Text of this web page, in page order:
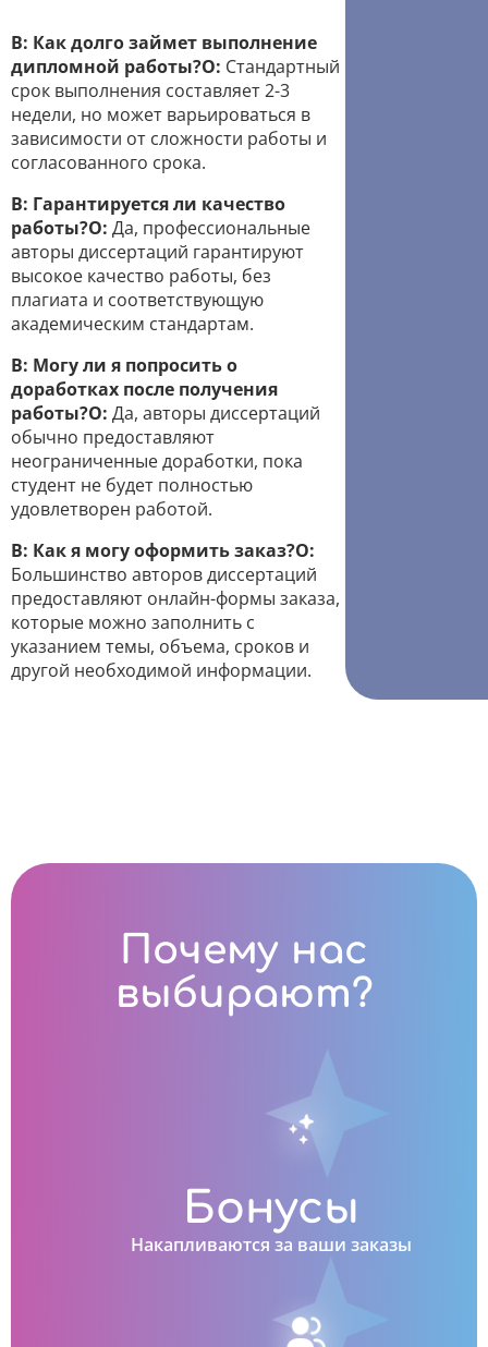
В: Как долго займет выполнение
дипломной работы?О: Стандартный
срок выполнения составляет 2-3
недели, но может варьироваться в
зависимости от сложности работы и
согласованного срока.
В: Гарантируется ли качество
работы?О: Да, профессиональные
авторы диссертаций гарантируют
высокое качество работы, без
плагиата и соответствующую
академическим стандартам.
В: Могу ли я попросить о
доработках после получения
работы?О: Да, авторы диссертаций
обычно предоставляют
неограниченные доработки, пока
студент не будет полностью
удовлетворен работой.
В: Как я могу оформить заказ?О:
Большинство авторов диссертаций
предоставляют онлайн-формы заказа,
которые можно заполнить с
указанием темы, объема, сроков и
другой необходимой информации.
Почему нас
выбирают?
Бонусы
Накапливаются за ваши заказы